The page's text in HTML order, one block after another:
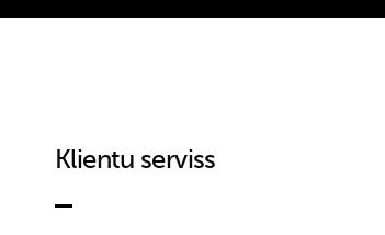
Klientu serviss